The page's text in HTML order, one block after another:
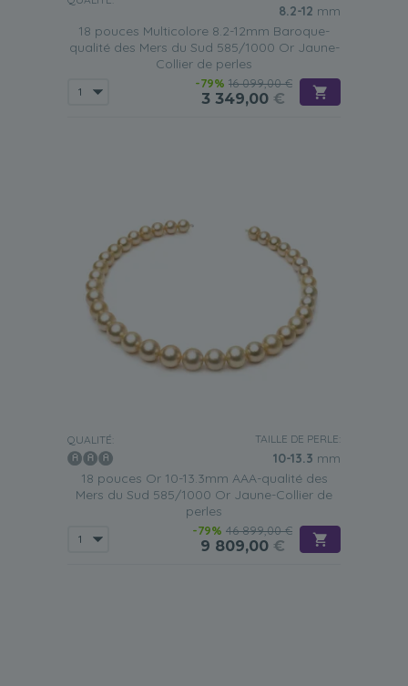
8.2-12 mm
18 pouces Multicolore 8.2-12mm Baroque-
qualité des Mers du Sud 585/1000 Or Jaune-
Collier de perles
-79% 16 099,00 €
3 349,00 €
QUALITÉ: TAILLE DE PERLE:
10-13.3 mm
18 pouces Or 10-13.3mm AAA-qualité des
Mers du Sud 585/1000 Or Jaune-Collier de
perles
-79% 46 899,00 €
9 809,00 €